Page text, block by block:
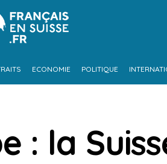
ECONOMIE POLITIQUE
: la